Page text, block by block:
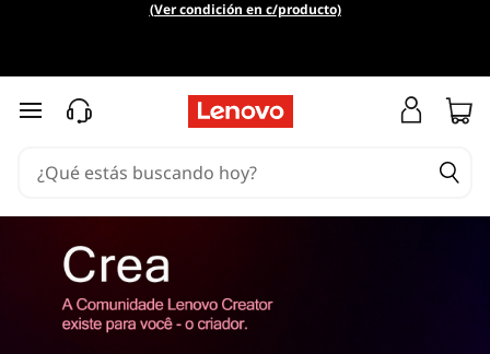
(Ver condición en c/producto)
Ir al contenido principal